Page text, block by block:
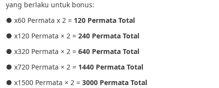
yang berlaku untuk bonus:
● x60 Permata x 2 = 120 Permata Total
● x120 Permata × 2 = 240 Permata Total
● x320 Permata × 2 = 640 Permata Total
● x720 Permata × 2 = 1440 Permata Total
● x1500 Permata × 2 = 3000 Permata Total